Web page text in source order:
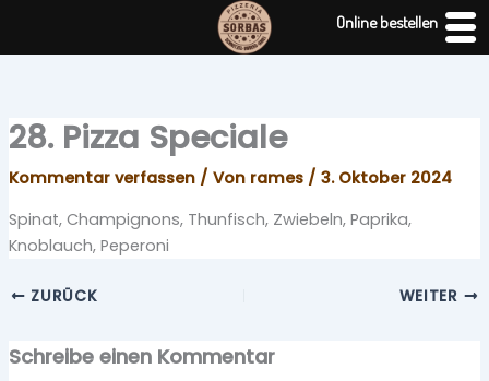
28. Pizza Speciale
Kommentar verfassen / Von rames / 3. Oktober 2024
Spinat, Champignons, Thunfisch, Zwiebeln, Paprika,
Knoblauch, Peperoni
ZURÜCK WEITER
Schreibe einen Kommentar
Online bestellen